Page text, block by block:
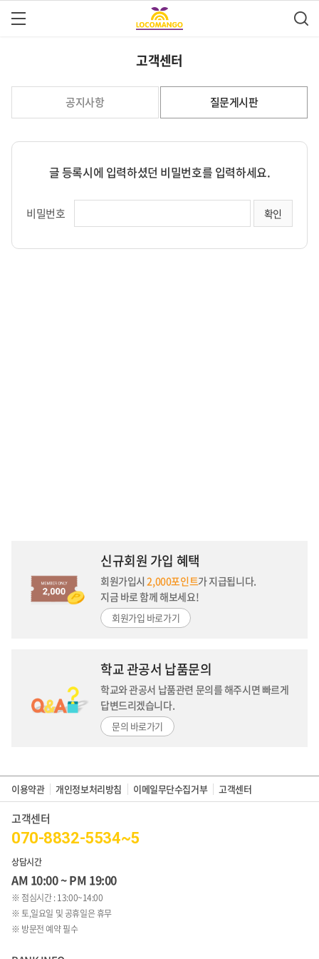
고객센터
공지사항 질문게시판
글 등록시에 입력하셨던 비밀번호를 입력하세요.
비밀번호
신규회원 가입 혜택
회원가입시2,000포인트가 지급됩니다.
지금 바로 함께 해보세요!
회원가입 바로가기
학교 관공서 납품문의
학교와 관공서 납품관련 문의를 해주시면 빠르게
답변드리겠습니다.
문의 바로가기
이용약관 개인정보처리방침 이메일무단수집거부 고객센터
고객센터
070-8832-5534~5
상담시간
AM 10:00 ~ PM 19:00
※ 점심시간 : 13:00~14:00
※ 토,일요일 및 공휴일은 휴무
※ 방문전 예약 필수